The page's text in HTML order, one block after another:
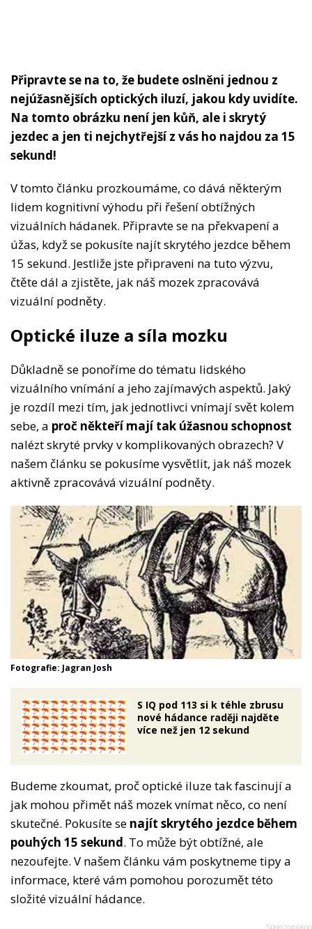
Připravte se na to, že budete oslněni jednou z
nejúžasnějších optických iluzí, jakou kdy uvidíte.
Na tomto obrázku není jen kůň, ale i skrytý
jezdec a jen ti nejchytřejší z vás ho najdou za 15
sekund!
V tomto článku prozkoumáme, co dává některým
lidem kognitivní výhodu při řešení obtížných
vizuálních hádanek. Připravte se na překvapení a
úžas, když se pokusíte najít skrytého jezdce během
15 sekund. Jestliže jste připraveni na tuto výzvu,
čtěte dál a zjistěte, jak náš mozek zpracovává
vizuální podněty.
Optické iluze a síla mozku
Důkladně se ponoříme do tématu lidského
vizuálního vnímání a jeho zajímavých aspektů. Jaký
je rozdíl mezi tím, jak jednotlivci vnímají svět kolem
sebe, a proč někteří mají tak úžasnou schopnost
nalézt skryté prvky v komplikovaných obrazech? V
našem článku se pokusíme vysvětlit, jak náš mozek
aktivně zpracovává vizuální podněty.
Fotografie: Jagran Josh
S IQ pod 113 si k téhle zbrusu
nové hádance raději najděte
více než jen 12 sekund
Budeme zkoumat, proč optické iluze tak fascinují a
jak mohou přimět náš mozek vnímat něco, co není
skutečné. Pokusíte se najít skrytého jezdce během
pouhých 15 sekund. To může být obtížné, ale
nezoufejte. V našem článku vám poskytneme tipy a
informace, které vám pomohou porozumět této
složité vizuální hádance.